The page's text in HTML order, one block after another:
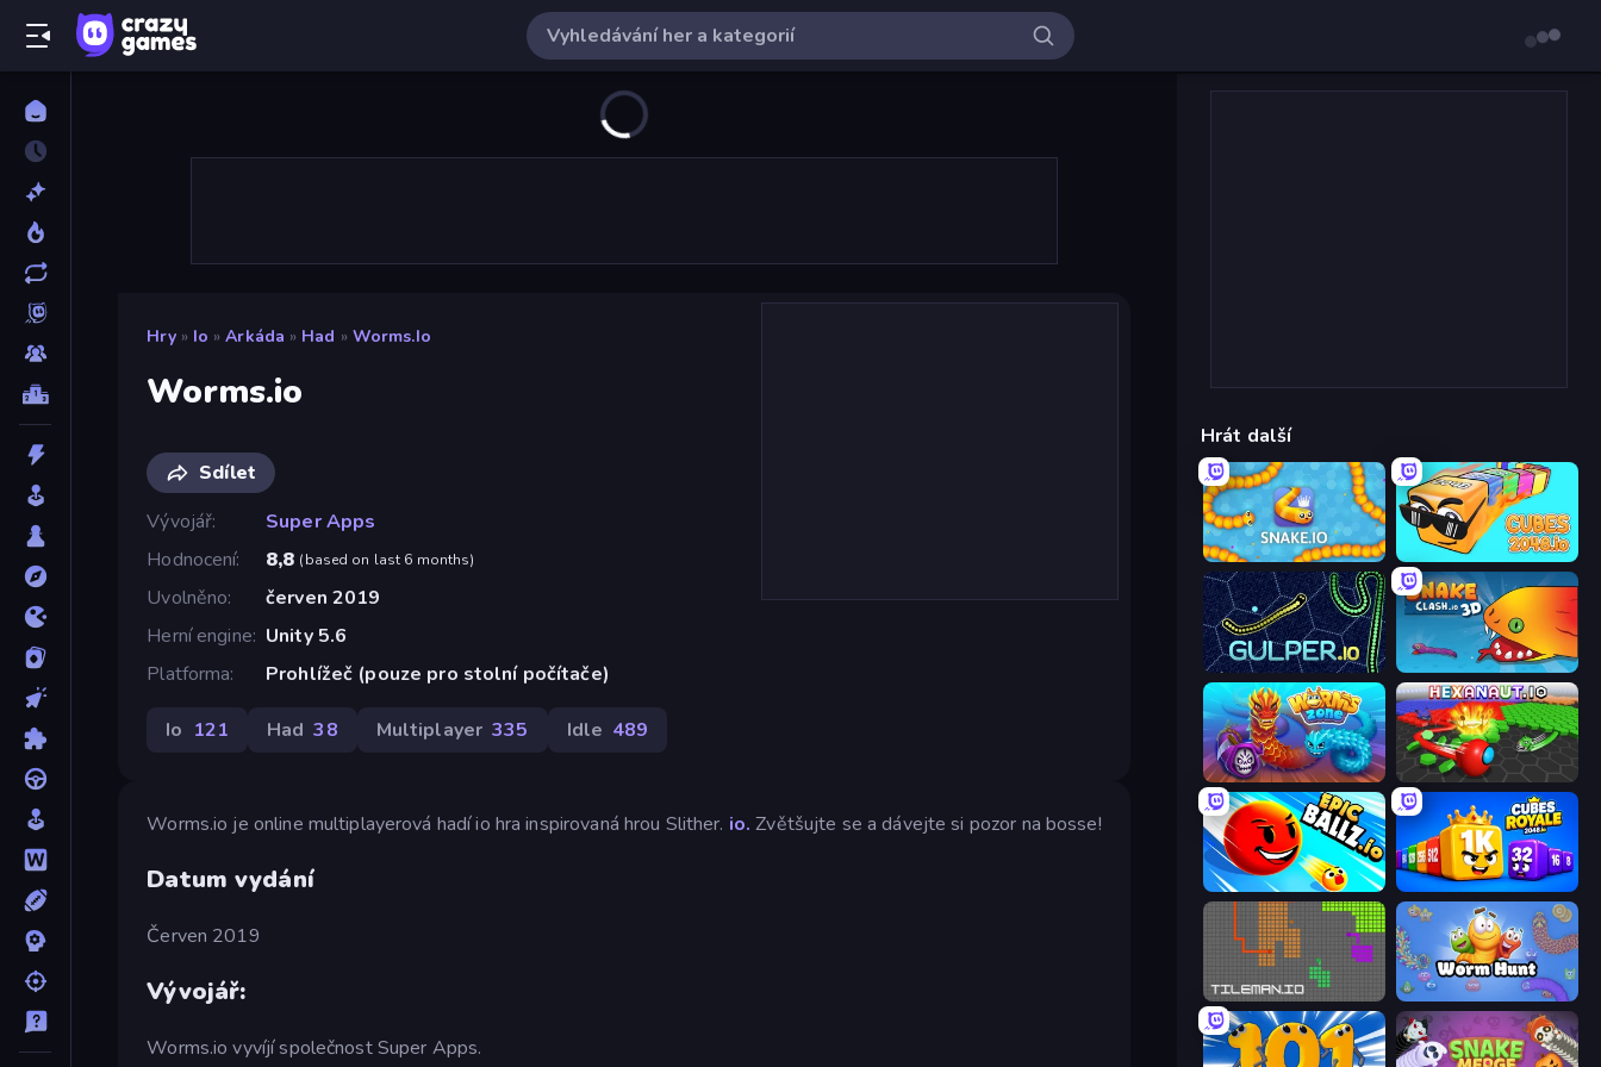
Hry » Io » Arkáda » Had » Worms.io
Worms.io
Sdílet
Vývojář
Super Apps
Hodnocení
8,8 (based on last 6 months)
Uvolněno
červen 2019
Herní engine Unity 5.6
Platforma
Prohlížeč (pouze pro stolní počítače)
Io 121 Had 38 Multiplayer 335 Idle 489
Worms.io je online multiplayerová hadí io hra inspirovaná hrou Slither. io. Zvětšujte se a dávejte si pozor na bosse!
Datum vydání
Červen 2019
Vývojář:
Worms.io vyvíjí společnost Super Apps.
Hrát další
Snake.io Cubes 2048.io
Gulper.io Snake Clash.io
Worms.Zone Hexanaut.io
EpicBallz.io Cubes 2048 Royale
TileMan.io Worm Hunt